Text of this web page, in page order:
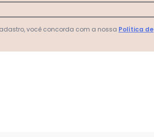
você concorda com a nossa Política de